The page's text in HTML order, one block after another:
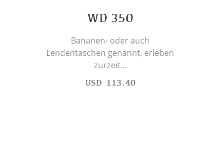
WD 350
Bananen- oder auch
Lendentaschen genannt, erleben
zurzeit...
USD 113.40